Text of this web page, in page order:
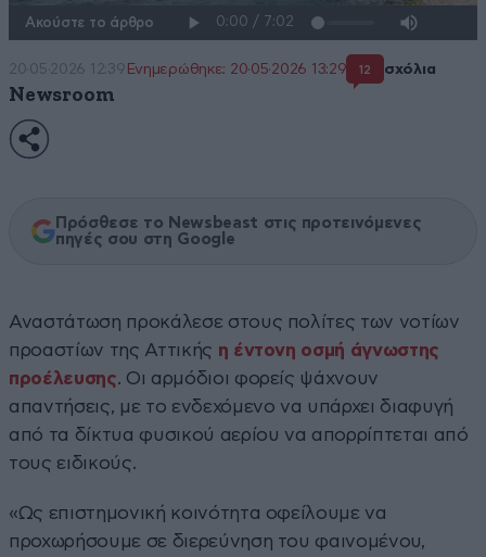
Ακούστε το άρθρο
20·05·2026 12:39 Ενημερώθηκε: 20·05·2026 13:29 12 σχόλια
Newsroom
Πρόσθεσε το Newsbeast στις προτεινόμενες
πηγές σου στη Google
Αναστάτωση προκάλεσε στους πολίτες των νοτίων
προαστίων της Αττικής η έντονη οσμή άγνωστης
προέλευσης. Οι αρμόδιοι φορείς ψάχνουν
απαντήσεις, με το ενδεχόμενο να υπάρχει διαφυγή
από τα δίκτυα φυσικού αερίου να απορρίπτεται από
τους ειδικούς.
«Ως επιστημονική κοινότητα οφείλουμε να
προχωρήσουμε σε διερεύνηση του φαινομένου,